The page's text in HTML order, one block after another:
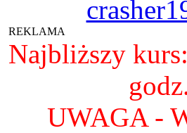
REKLAMA
Najbliższy
UWAGA -